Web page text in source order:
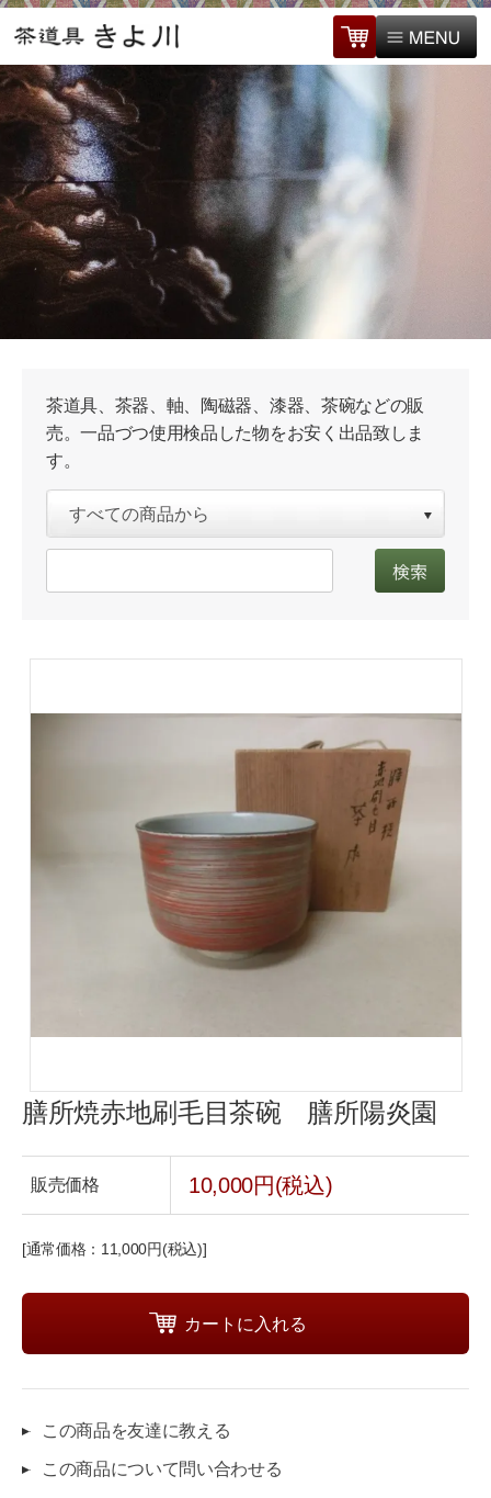
茶道具、茶器、軸、陶磁器、漆器、茶碗などの販
売。一品づつ使用検品した物をお安く出品致しま
す。
膳所焼赤地刷毛目茶碗 膳所陽炎園
販売価格 10,000円(税込)
[通常価格：11,000円(税込)]
この商品を友達に教える
この商品について問い合わせる